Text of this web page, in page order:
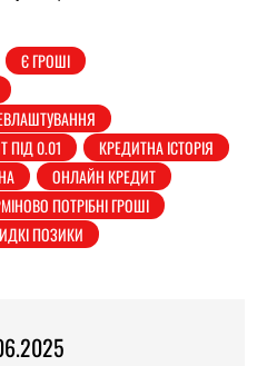
Є ГРОШІ
ПІД 0.01
КРЕДИТНА ІСТОРІЯ
ОНЛАЙН КРЕДИТ
ПОТРІБНІ ГРОШІ
ПОЗИКИ